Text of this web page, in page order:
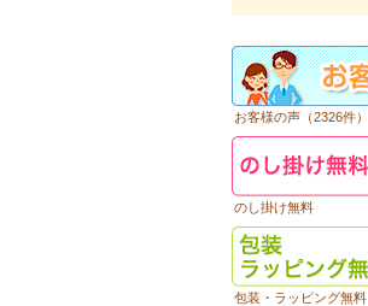
お客様の声（2326件）
のし掛け無料
包装・ラッピング無料